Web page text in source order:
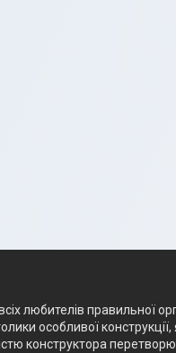
любителів правильної
особливої
конструктора